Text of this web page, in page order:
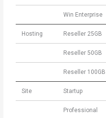
Win Enterprise
Hosting Reseller 25GB
Reseller 50GB
Reseller 100GB
Site Startup
Professional